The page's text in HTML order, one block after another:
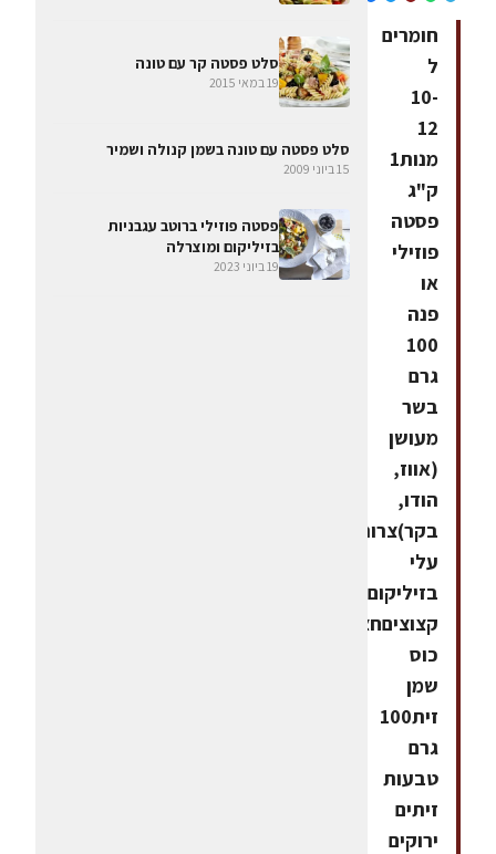
חומרים
ל
10-
12
מנות1
ק"ג
פסטה
פוזילי
או
פנה
100
גרם
בשר
מעושן
(אווז,
הודו,
בקר)צרור
עלי
בזיליקום
קצוציםחצי
כוס
שמן
זית100
גרם
טבעות
זיתים
ירוקים
סלט פסטה קר עם טונה
19 במאי 2015
סלט פסטה עם טונה בשמן קנולה ושמיר
15 ביוני 2009
פסטה פוזילי ברוטב עגבניות
בזיליקום ומוצרלה
19 ביוני 2023